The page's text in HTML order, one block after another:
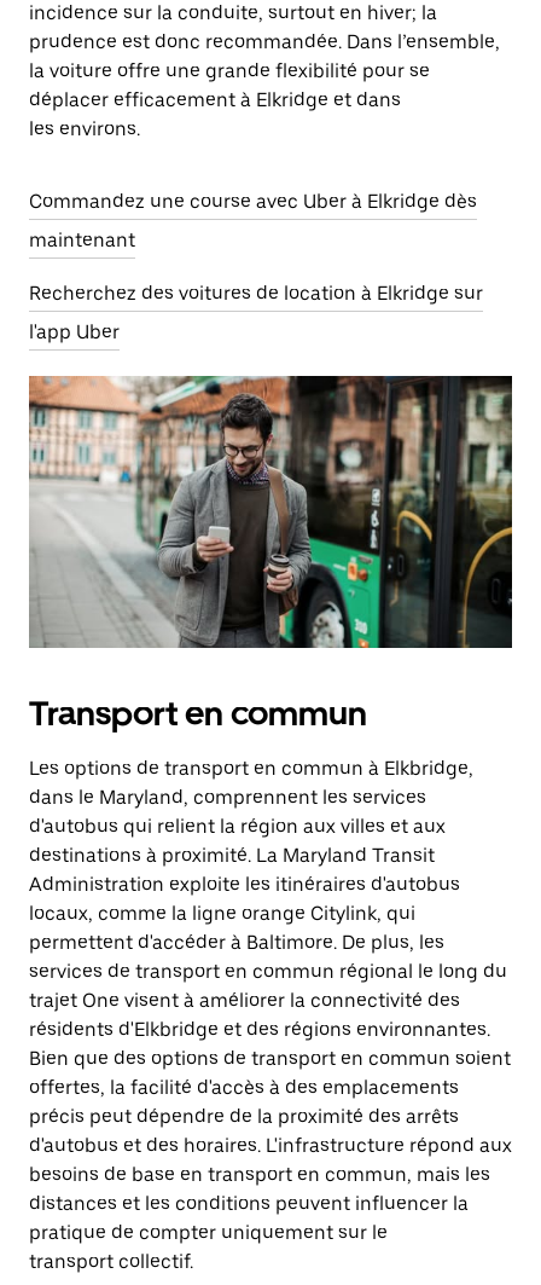
incidence sur la conduite, surtout en hiver; la
prudence est donc recommandée. Dans l’ensemble,
la voiture offre une grande flexibilité pour se
déplacer efficacement à Elkridge et dans
les environs.
Commandez une course avec Uber à Elkridge dès
maintenant
Recherchez des voitures de location à Elkridge sur
l'app Uber
Transport en commun
Les options de transport en commun à Elkbridge,
dans le Maryland, comprennent les services
d'autobus qui relient la région aux villes et aux
destinations à proximité. La Maryland Transit
Administration exploite les itinéraires d'autobus
locaux, comme la ligne orange Citylink, qui
permettent d'accéder à Baltimore. De plus, les
services de transport en commun régional le long du
trajet One visent à améliorer la connectivité des
résidents d'Elkbridge et des régions environnantes.
Bien que des options de transport en commun soient
offertes, la facilité d'accès à des emplacements
précis peut dépendre de la proximité des arrêts
d'autobus et des horaires. L'infrastructure répond aux
besoins de base en transport en commun, mais les
distances et les conditions peuvent influencer la
pratique de compter uniquement sur le
transport collectif.